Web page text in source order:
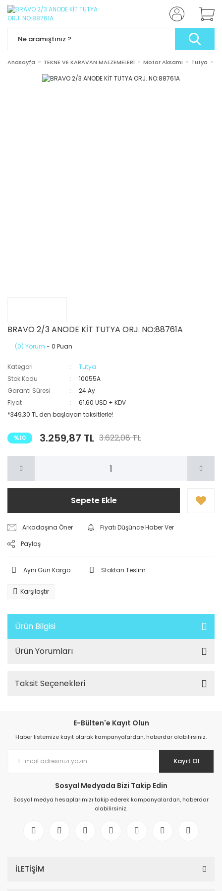
Anasayfa TEKNE VE KARAVAN MALZEMELERİ Motor Aksamı Tutya
BRAVO 2/3 ANODE KİT TUTYA ORJ. NO:88761A
(0) Yorum - 0 Puan
Kategori
Tutya
Stok Kodu
10055A
Garanti Süresi
24 Ay
Fiyat
61,60 USD + KDV
*349,30 TL den başlayan taksitlerle!
%10 3.259,87 TL 3.622,08 TL
Sepete Ekle
Arkadaşına Öner
Fiyatı Düşünce Haber Ver
Paylaş
Aynı Gün Kargo Stoktan Teslim
Karşılaştır
Ürün Bilgisi
Ürün Yorumları
Taksit Seçenekleri
E-Bülten'e Kayıt Olun
Haber listemize kayıt olarak kampanyalardan, haberdar olabilirsiniz.
Kayıt Ol
Sosyal Medyada Bizi Takip Edin
Sosyal medya hesaplarımızı takip ederek kampanyalardan, haberdar
olabilirsiniz.
İLETİŞİM